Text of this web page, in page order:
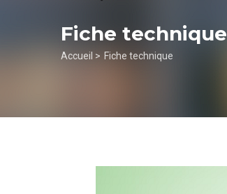
Fiche technique
Fil
Accueil > Fiche technique